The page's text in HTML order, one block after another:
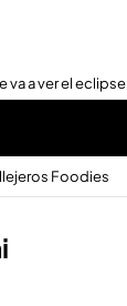
va a ver el eclipse
Foodies